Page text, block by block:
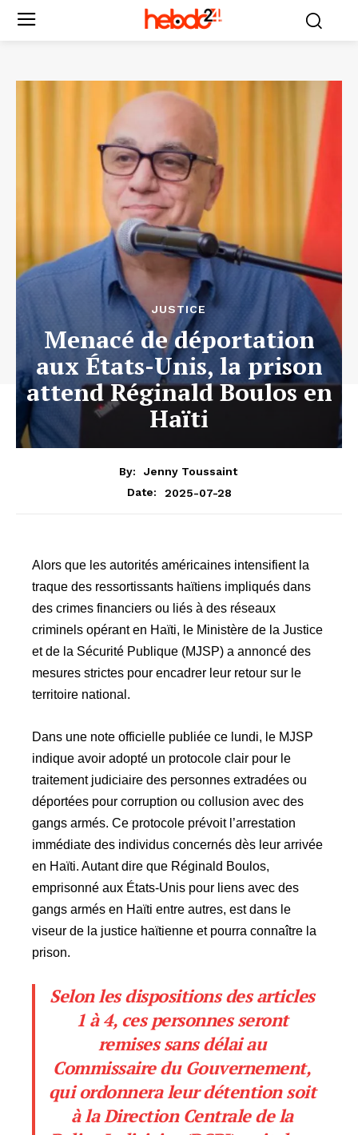
JUSTICE
Menacé de déportation
aux États-Unis, la prison
attend Réginald Boulos en
Haïti
By:
Jenny Toussaint
Date:
2025-07-28
Alors que les autorités américaines intensifient la
traque des ressortissants haïtiens impliqués dans
des crimes financiers ou liés à des réseaux
criminels opérant en Haïti, le Ministère de la Justice
et de la Sécurité Publique (MJSP) a annoncé des
mesures strictes pour encadrer leur retour sur le
territoire national.
Dans une note officielle publiée ce lundi, le MJSP
indique avoir adopté un protocole clair pour le
traitement judiciaire des personnes extradées ou
déportées pour corruption ou collusion avec des
gangs armés. Ce protocole prévoit l’arrestation
immédiate des individus concernés dès leur arrivée
en Haïti. Autant dire que Réginald Boulos,
emprisonné aux États-Unis pour liens avec des
gangs armés en Haïti entre autres, est dans le
viseur de la justice haïtienne et pourra connaître la
prison.
Selon les dispositions des articles
1 à 4, ces personnes seront
remises sans délai au
Commissaire du Gouvernement,
qui ordonnera leur détention soit
à la Direction Centrale de la